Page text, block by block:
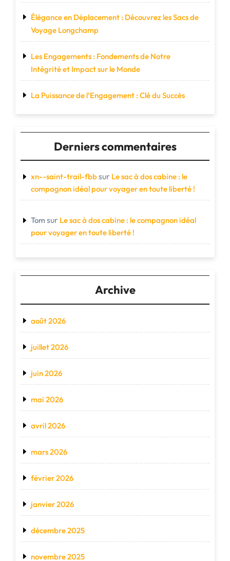
Élégance en Déplacement : Découvrez les Sacs de
Voyage Longchamp
Les Engagements : Fondements de Notre
Intégrité et Impact sur le Monde
La Puissance de l’Engagement : Clé du Succès
Derniers commentaires
xn--saint-trail-fbbsur Le sac à dos cabine : le
compagnon idéal pour voyager en toute liberté !
Tom sur Le sac à dos cabine : le compagnon idéal
pour voyager en toute liberté !
Archive
août 2026
juillet 2026
juin 2026
mai 2026
avril 2026
mars 2026
février 2026
janvier 2026
décembre 2025
novembre 2025